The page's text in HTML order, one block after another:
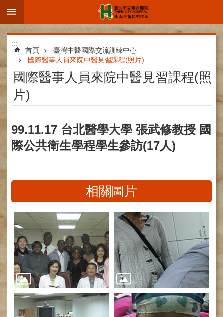
跳到主要內容區塊
進
階
搜
尋
區
簡
介
科
紹
網
路
掛
號
就
醫
指
南
:::
首頁
臺灣中醫國際交流訓練中心
國際醫事人員來院中醫見習課程(照片)
國際醫事人員來院中醫見習課程(照
片)
99.11.17 台北醫學大學 張武修教授 國
際公共衛生學程學生參訪(17人)
相關圖片